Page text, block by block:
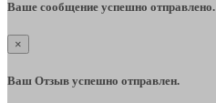
Ваше сообщение успешно отправлено.
×
Ваш Отзыв успешно отправлен.